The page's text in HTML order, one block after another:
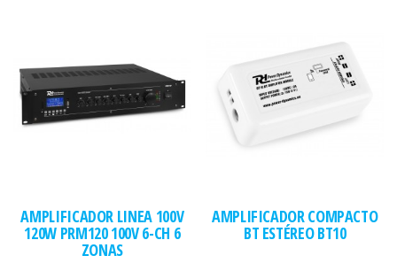
AMPLIFICADOR LINEA 100V
120W PRM120 100V 6-CH 6
ZONAS
AMPLIFICADOR COMPACTO
BT ESTÉREO BT10